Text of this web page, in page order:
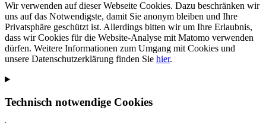
Wir verwenden auf dieser Webseite Cookies. Dazu beschränken wir
uns auf das Notwendigste, damit Sie anonym bleiben und Ihre
Privatsphäre geschützt ist. Allerdings bitten wir um Ihre Erlaubnis,
dass wir Cookies für die Website-Analyse mit Matomo verwenden
dürfen. Weitere Informationen zum Umgang mit Cookies und
unsere Datenschutzerklärung finden Sie hier.
Technisch notwendige Cookies